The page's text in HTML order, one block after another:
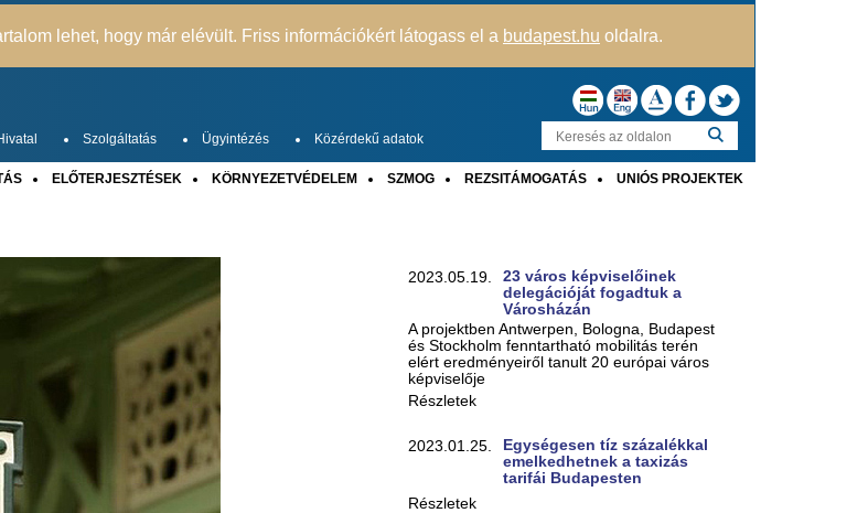
lehet, hogy már elévült. Friss információkért látogass el a budapest.hu oldalra.
Szolgáltatás Ügyintézés Közérdekű adatok
ELŐTERJESZTÉSEK KÖRNYEZETVÉDELEM SZMOG REZSITÁMOGATÁS UNIÓS PROJEKTEK
2023.05.19.
23 város képviselőinek
delegációját fogadtuk a
Városházán
A projektben Antwerpen, Bologna, Budapest
és Stockholm fenntartható mobilitás terén
elért eredményeiről tanult 20 európai város
képviselője
Részletek
2023.01.25.
Egységesen tíz százalékkal
emelkedhetnek a taxizás
tarifái Budapesten
Részletek